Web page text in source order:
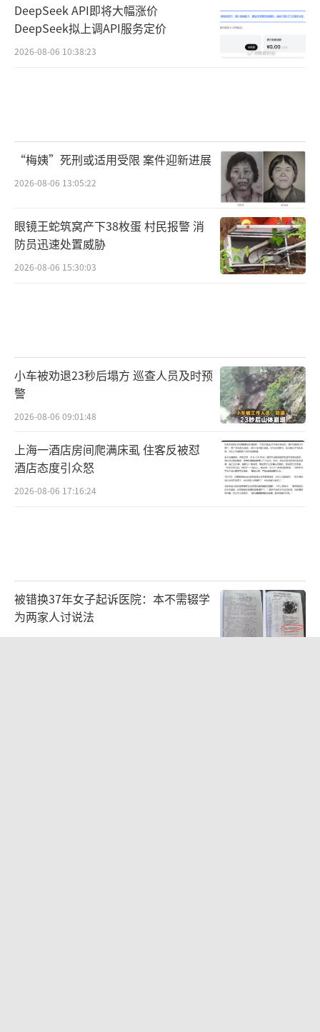
DeepSeek API即将大幅涨价
DeepSeek拟上调API服务定价
2026-08-06 10:38:23
“梅姨”死刑或适用受限 案件迎新进展
2026-08-06 13:05:22
眼镜王蛇筑窝产下38枚蛋 村民报警 消
防员迅速处置威胁
2026-08-06 15:30:03
小车被劝退23秒后塌方 巡查人员及时预
警
2026-08-06 09:01:48
上海一酒店房间爬满床虱 住客反被怼
酒店态度引众怒
2026-08-06 17:16:24
被错换37年女子起诉医院：本不需辍学
为两家人讨说法
2026-08-06 09:27:26